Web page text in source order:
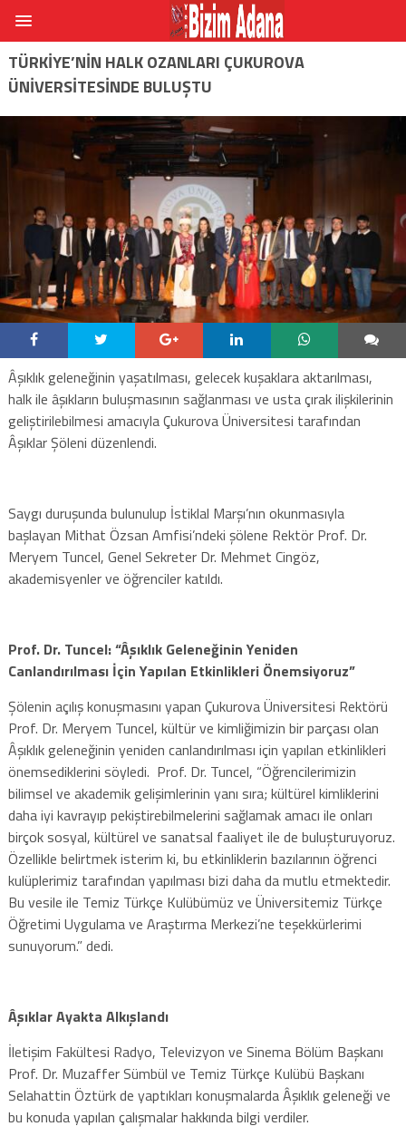
TÜRKIYE’NIN HALK OZANLARI ÇUKUROVA
ÜNIVERSITESINDE BULUŞTU
Âşıklık geleneğinin yaşatılması, gelecek kuşaklara aktarılması,
halk ile âşıkların buluşmasının sağlanması ve usta çırak ilişkilerinin
geliştirilebilmesi amacıyla Çukurova Üniversitesi tarafından
Âşıklar Şöleni düzenlendi.
Saygı duruşunda bulunulup İstiklal Marşı’nın okunmasıyla
başlayan Mithat Özsan Amfisi’ndeki şölene Rektör Prof. Dr.
Meryem Tuncel, Genel Sekreter Dr. Mehmet Cingöz,
akademisyenler ve öğrenciler katıldı.
Prof. Dr. Tuncel: “Âşıklık Geleneğinin Yeniden
Canlandırılması İçin Yapılan Etkinlikleri Önemsiyoruz”
Şölenin açılış konuşmasını yapan Çukurova Üniversitesi Rektörü
Prof. Dr. Meryem Tuncel, kültür ve kimliğimizin bir parçası olan
Âşıklık geleneğinin yeniden canlandırılması için yapılan etkinlikleri
önemsediklerini söyledi. Prof. Dr. Tuncel, “Öğrencilerimizin
bilimsel ve akademik gelişimlerinin yanı sıra; kültürel kimliklerini
daha iyi kavrayıp pekiştirebilmelerini sağlamak amacı ile onları
birçok sosyal, kültürel ve sanatsal faaliyet ile de buluşturuyoruz.
Özellikle belirtmek isterim ki, bu etkinliklerin bazılarının öğrenci
kulüplerimiz tarafından yapılması bizi daha da mutlu etmektedir.
Bu vesile ile Temiz Türkçe Kulübümüz ve Üniversitemiz Türkçe
Öğretimi Uygulama ve Araştırma Merkezi’ne teşekkürlerimi
sunuyorum.” dedi.
Âşıklar Ayakta Alkışlandı
İletişim Fakültesi Radyo, Televizyon ve Sinema Bölüm Başkanı
Prof. Dr. Muzaffer Sümbül ve Temiz Türkçe Kulübü Başkanı
Selahattin Öztürk de yaptıkları konuşmalarda Âşıklık geleneği ve
bu konuda yapılan çalışmalar hakkında bilgi verdiler.